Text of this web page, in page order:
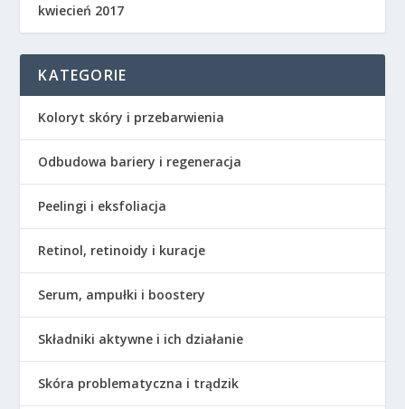
kwiecień 2017
KATEGORIE
Koloryt skóry i przebarwienia
Odbudowa bariery i regeneracja
Peelingi i eksfoliacja
Retinol, retinoidy i kuracje
Serum, ampułki i boostery
Składniki aktywne i ich działanie
Skóra problematyczna i trądzik